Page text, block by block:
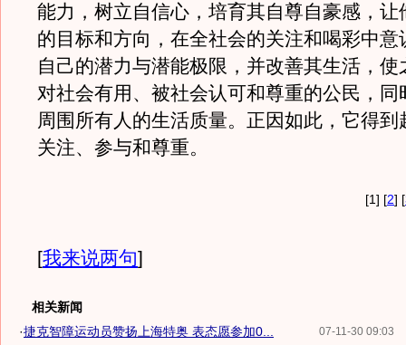
能力，树立自信心，培育其自尊自豪感，让
的目标和方向，在全社会的关注和喝彩中意
自己的潜力与潜能极限，并改善其生活，使
对社会有用、被社会认可和尊重的公民，同
周围所有人的生活质量。正因如此，它得到
关注、参与和尊重。
[1] [2] [
[我来说两句]
相关新闻
07-11-30 09:03
·捷克智障运动员赞扬上海特奥 表态愿参加0...